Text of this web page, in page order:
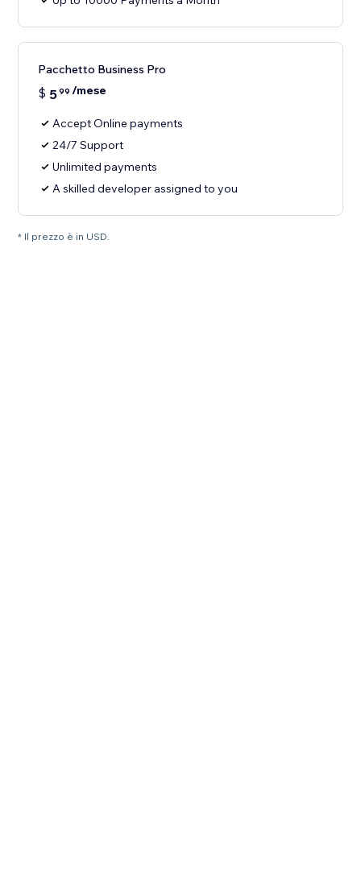
Pacchetto Business Pro
$ 599 /mese
Accept Online payments
24/7 Support
Unlimited payments
A skilled developer assigned to you
* Il prezzo è in USD.